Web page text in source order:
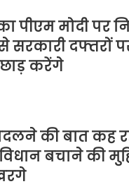
पीएम मोदी पर
सरकारी दफ्तरों
करेंगे
की बात कह
बचाने की